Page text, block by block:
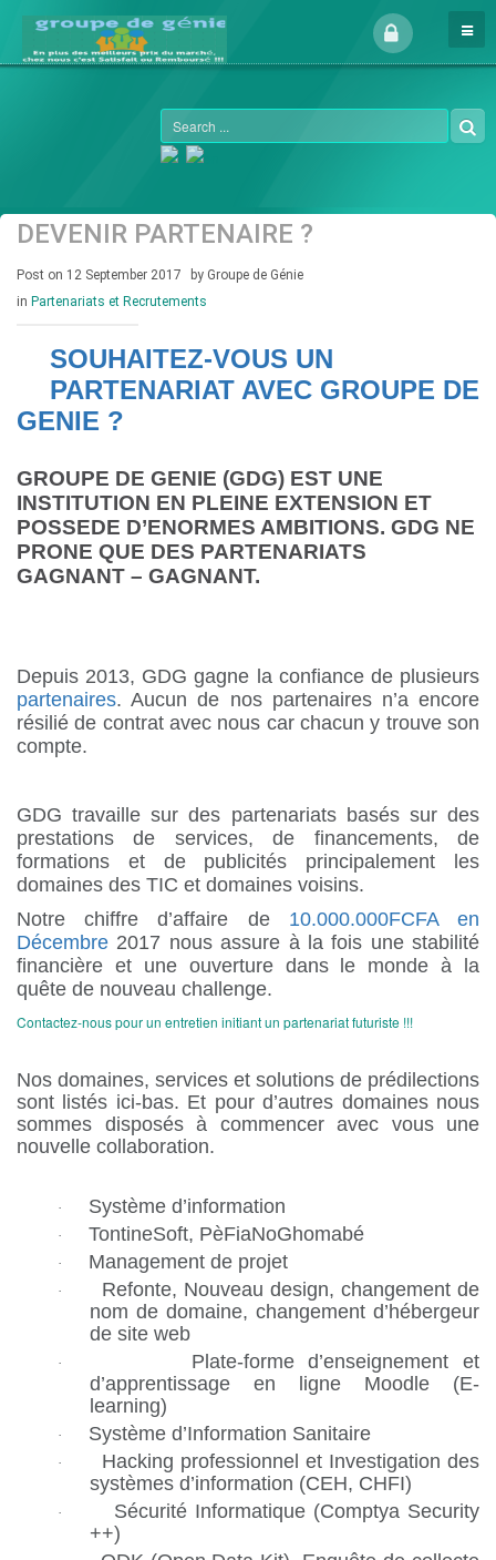
DEVENIR PARTENAIRE ?
Post on 12 September 2017
by Groupe de Génie
in Partenariats et Recrutements
SOUHAITEZ-VOUS UN
PARTENARIAT AVEC GROUPE DE
GENIE ?
GROUPE DE GENIE (GDG) EST UNE
INSTITUTION EN PLEINE EXTENSION ET
POSSEDE D’ENORMES AMBITIONS. GDG NE
PRONE QUE DES PARTENARIATS
GAGNANT – GAGNANT.
Depuis 2013, GDG gagne la confiance de plusieurs
partenaires. Aucun de nos partenaires n’a encore
résilié de contrat avec nous car chacun y trouve son
compte.
GDG travaille sur des partenariats basés sur des
prestations de services, de financements, de
formations et de publicités principalement les
domaines des TIC et domaines voisins.
Notre chiffre d’affaire de 10.000.000FCFA en
Décembre 2017 nous assure à la fois une stabilité
financière et une ouverture dans le monde à la
quête de nouveau challenge.
Contactez-nous pour un entretien initiant un partenariat futuriste !!!
Nos domaines, services et solutions de prédilections
sont listés ici-bas. Et pour d’autres domaines nous
sommes disposés à commencer avec vous une
nouvelle collaboration.
· Système d’information
· TontineSoft, PèFiaNoGhomabé
· Management de projet
·
Refonte, Nouveau design, changement de
nom de domaine, changement d’hébergeur
de site web
·
Plate-forme d’enseignement et
d’apprentissage en ligne Moodle (E-
learning)
· Système d’Information Sanitaire
·
Hacking professionnel et Investigation des
systèmes d’information (CEH, CHFI)
·
Sécurité Informatique (Comptya Security
++)